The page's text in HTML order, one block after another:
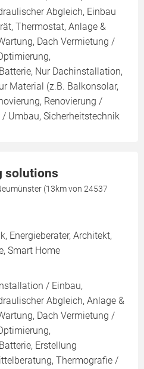
Abgleich, Einbau
Thermostat, Anlage &
Dach Vermietung /
Nur Dachinstallation,
Material (z.B. Balkonsolar,
Renovierung /
Umbau, Sicherheitstechnik
solutions
(13km von 24537
Energieberater, Architekt,
Smart Home
/ Einbau,
Abgleich, Anlage &
Dach Vermietung /
Erstellung
Thermografie /